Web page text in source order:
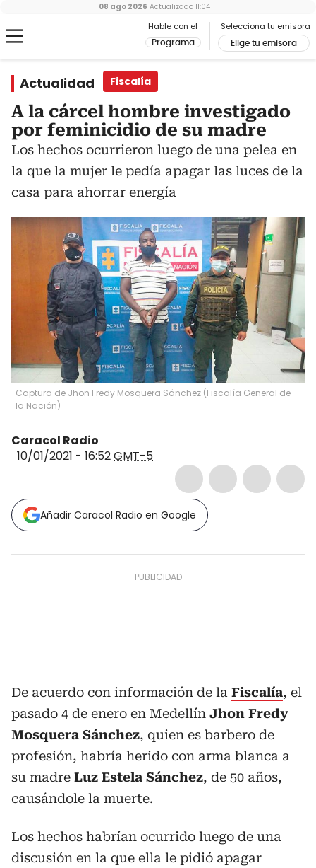
Hable con el
Programa
Selecciona tu emisora
Elige tu emisora
08 ago 2026 Actualizado 11:04
Actualidad Fiscalía
A la cárcel hombre investigado
por feminicidio de su madre
Los hechos ocurrieron luego de una pelea en
la que la mujer le pedía apagar las luces de la
casa para ahorrar energía
Captura de Jhon Fredy Mosquera Sánchez (Fiscalía General de
la Nación)
Caracol Radio
10/01/2021 - 16:52GMT-5
Añadir Caracol Radio en Google
De acuerdo con información de la Fiscalía, el
pasado 4 de enero en Medellín Jhon Fredy
Mosquera Sánchez, quien es barbero de
profesión, habría herido con arma blanca a
su madre Luz Estela Sánchez, de 50 años,
causándole la muerte.
Los hechos habrían ocurrido luego de una
discusión en la que ella le pidió apagar